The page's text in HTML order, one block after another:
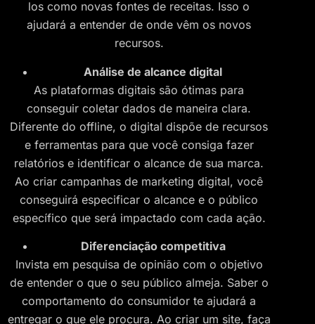
los como novas fontes de receitas. Isso o
ajudará a entender de onde vêm os novos
recursos.
Análise de alcance digital
As plataformas digitais são ótimas para
conseguir coletar dados de maneira clara.
Diferente do offline, o digital dispõe de recursos
e ferramentas para que você consiga fazer
relatórios e identificar o alcance de sua marca.
Ao criar campanhas de marketing digital, você
conseguirá especificar o alcance e o público
específico que será impactado com cada ação.
Diferenciação competitiva
Invista em pesquisa de opinião com o objetivo
de entender o que o seu público almeja. Saber o
comportamento do consumidor te ajudará a
entregar o que ele procura. Ao criar um site, faça